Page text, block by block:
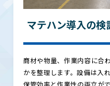
マテハン導入の検
商材や物量、作業内容に合
かを整理します。設備は入